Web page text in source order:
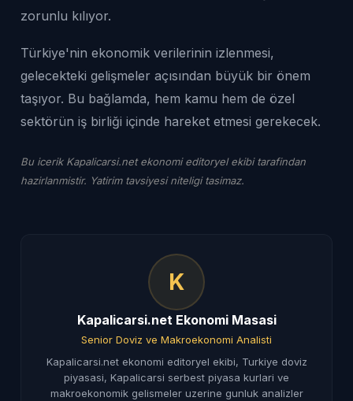
zorunlu kılıyor.
Türkiye'nin ekonomik verilerinin izlenmesi,
gelecekteki gelişmeler açısından büyük bir önem
taşıyor. Bu bağlamda, hem kamu hem de özel
sektörün iş birliği içinde hareket etmesi gerekecek.
Bu icerik Kapalicarsi.net ekonomi editoryel ekibi tarafindan
hazirlanmistir. Yatirim tavsiyesi niteligi tasimaz.
K
Kapalicarsi.net Ekonomi Masasi
Senior Doviz ve Makroekonomi Analisti
Kapalicarsi.net ekonomi editoryel ekibi, Turkiye doviz
piyasasi, Kapalicarsi serbest piyasa kurlari ve
makroekonomik gelismeler uzerine gunluk analizler